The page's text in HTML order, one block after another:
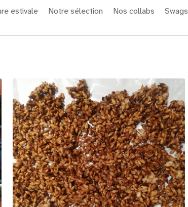
estivale Notre sélection Nos collabs Swags